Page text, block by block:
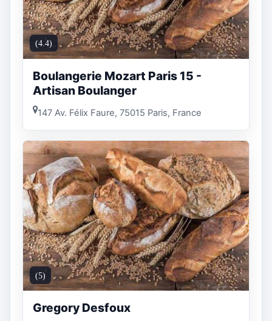
(4.4)
Boulangerie Mozart Paris 15 -
Artisan Boulanger
147 Av. Félix Faure, 75015 Paris, France
(5)
Gregory Desfoux